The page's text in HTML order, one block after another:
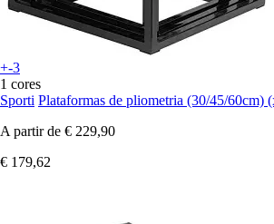
+-3
1 cores
Sporti Plataformas de pliometria (30/45/60cm)
A partir de € 229,90
€ 179,62